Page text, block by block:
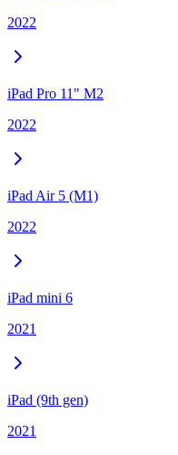
2022
iPad Pro 11" M2
2022
iPad Air 5 (M1)
2022
iPad mini 6
2021
iPad (9th gen)
2021